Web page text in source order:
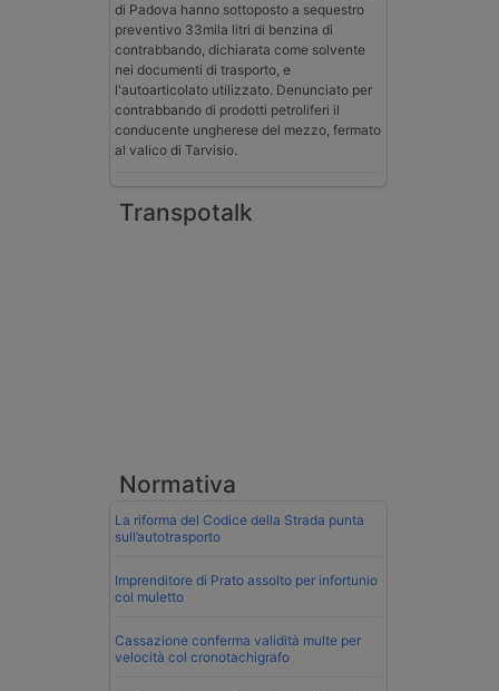
di Padova hanno sottoposto a sequestro
preventivo 33mila litri di benzina di
contrabbando, dichiarata come solvente
nei documenti di trasporto, e
l'autoarticolato utilizzato. Denunciato per
contrabbando di prodotti petroliferi il
conducente ungherese del mezzo, fermato
al valico di Tarvisio.
Transpotalk
Normativa
La riforma del Codice della Strada punta
sull’autotrasporto
Imprenditore di Prato assolto per infortunio
col muletto
Cassazione conferma validità multe per
velocità col cronotachigrafo